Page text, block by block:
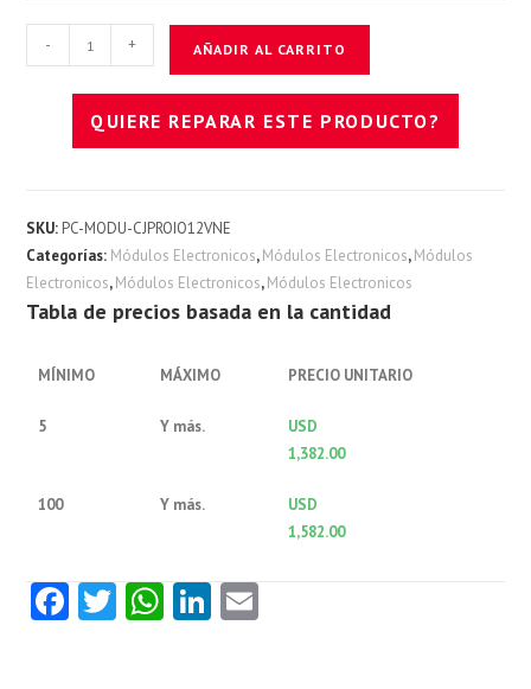
IN
- + AÑADIR AL CARRITO
QUIERE REPARAR ESTE PRODUCTO?
SKU: PC-MODU-CJPROIO12VNE
Categorías: Módulos Electronicos,Módulos Electronicos,Módulos
Electronicos,Módulos Electronicos,Módulos Electronicos
Tabla de precios basada en la cantidad
MÍNIMO MÁXIMO PRECIO UNITARIO
5 Y más.
USD
1,382.00
100 Y más.
USD
1,582.00
Fa T W Li